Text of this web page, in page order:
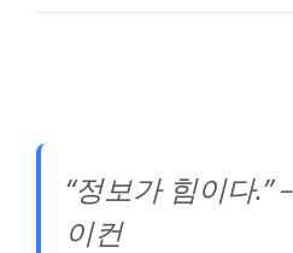
“정보가 힘이다.”
이컨